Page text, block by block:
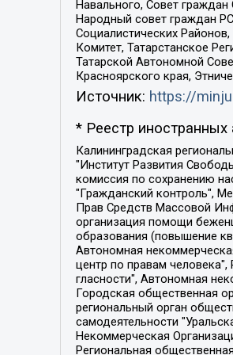
Навального, Совет
Народный совет граждан
Социалистических
Комитет, Татарстанское
Татарской Автономной
Красноярского края,
Источник: https://
* Реестр иностранных
Калининградская региональная общественная организация "Экозащита!-Женсовет", Фонд содействия защите прав и свобод граждан "Общественный вердикт", Фонд "Институт Развития Свободы Информации", Частное учреждение "Информационное агентство МЕМО. РУ", Региональная общественная организация "Общественная комиссия по сохранению наследия академика Сахарова", Фонд поддержки свободы прессы, Санкт-Петербургская общественная правозащитная организация "Гражданский контроль", Межрегиональная общественная организация "Информационно-просветительский центр "Мемориал", Региональный Фонд "Центр Защиты Прав Средств Массовой Информации", с 05.12.2023 Фонд "Центр Защиты Прав Средств массовой информации", Региональная общественная благотворительная организация помощи беженцам и мигрантам "Гражданское содействие", Негосударственное образовательное учреждение дополнительного профессионального образования (повышение квалификации) специалистов "АКАДЕМИЯ ПО ПРАВАМ ЧЕЛОВЕКА", Свердловская региональная общественная организация "Сутяжник", Автономная некоммерческая организация "Центр независимых социологических исследований", Союз общественных объединений "Российский исследовательский центр по правам человека", Региональное общественное учреждение научно-информационный центр "МЕМОРИАЛ", Некоммерческая организация "Фонд защиты гласности", Автономная некоммерческая организация "Институт прав человека", Городская общественная организация "Екатеринбургское общество "МЕМОРИАЛ", Городская общественная организация "Рязанское историко-просветительское и правозащитное общество "Мемориал" (Рязанский Мемориал), Челябинский региональный